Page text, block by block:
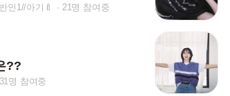
인1//아기🍼 21명 참여중
??
31명 참여중